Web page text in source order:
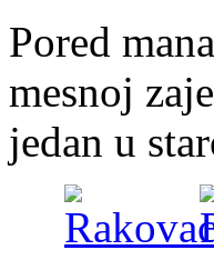
Pored
mesnoj
jedan u